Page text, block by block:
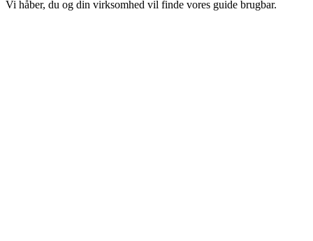
Vi håber, du og din virksomhed vil finde vores guide brugbar.